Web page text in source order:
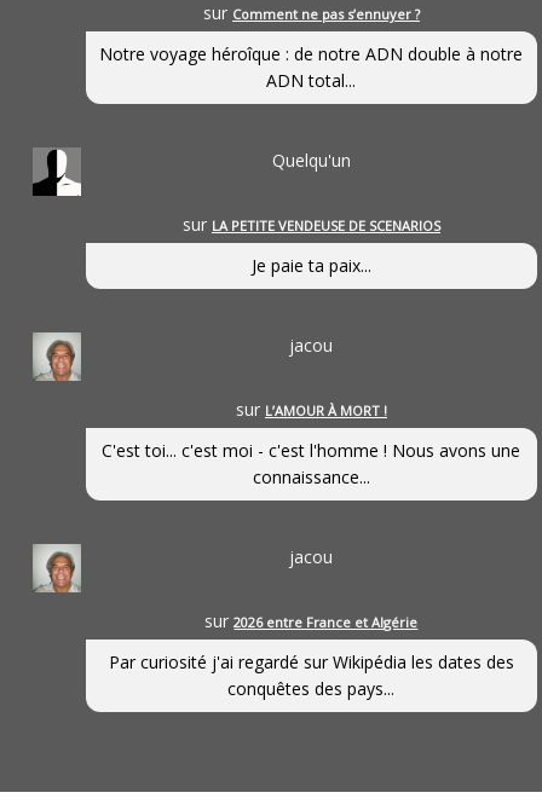
sur Comment ne pas s’ennuyer ?
Notre voyage héroîque : de notre ADN double à notre
ADN total...
Quelqu'un
sur LA PETITE VENDEUSE DE SCENARIOS
Je paie ta paix...
jacou
sur L’AMOUR À MORT !
C'est toi... c'est moi - c'est l'homme ! Nous avons une
connaissance...
jacou
sur2026 entre France et Algérie
Par curiosité j'ai regardé sur Wikipédia les dates des
conquêtes des pays...